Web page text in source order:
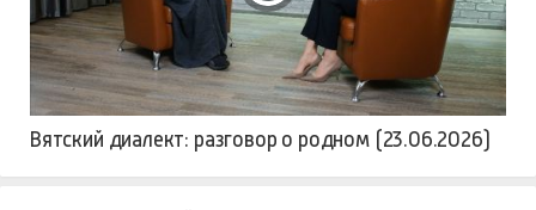
Вятский диалект: разговор о родном (23.06.2026)